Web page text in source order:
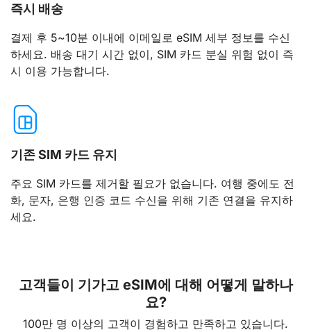
즉시 배송
결제 후 5~10분 이내에 이메일로 eSIM 세부 정보를 수신
하세요. 배송 대기 시간 없이, SIM 카드 분실 위험 없이 즉
시 이용 가능합니다.
기존 SIM 카드 유지
주요 SIM 카드를 제거할 필요가 없습니다. 여행 중에도 전
화, 문자, 은행 인증 코드 수신을 위해 기존 연결을 유지하
세요.
고객들이 기가고 eSIM에 대해 어떻게 말하나
요?
100만 명 이상의 고객이 경험하고 만족하고 있습니다.